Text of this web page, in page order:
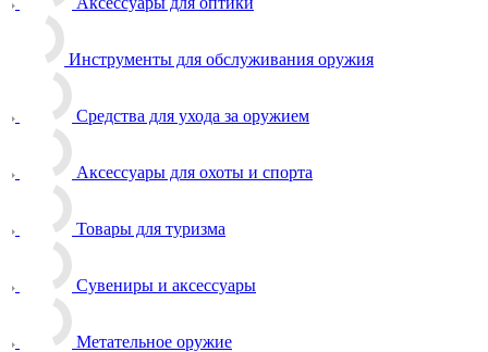
Инструменты для обслуживания оружия
Средства для ухода за оружием
Аксессуары для охоты и спорта
Товары для туризма
Сувениры и аксессуары
Метательное оружие